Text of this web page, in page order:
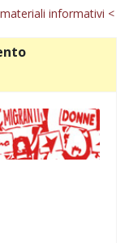
informativi <